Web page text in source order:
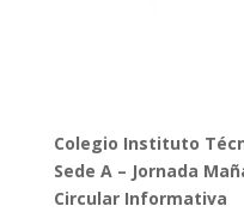
Colegio Instituto
Sede A – Jornada
Circular Informativa